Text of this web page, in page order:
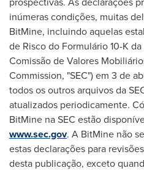
inúmeras condições, muitas
BitMine, incluindo aquelas
de Risco do Formulário 10-K
Comissão de Valores
Commission, "SEC") em 3 de
todos os outros arquivos da
atualizados periodicamente.
BitMine na SEC estão
www.sec.gov. A BitMine não
estas declarações para
desta publicação, exceto